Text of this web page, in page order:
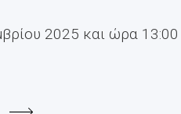
2025 και ώρα